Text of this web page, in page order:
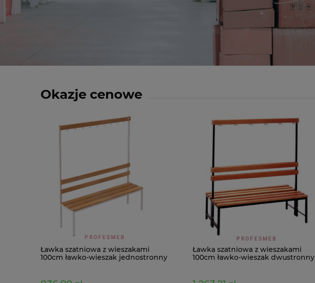
Okazje cenowe
Ławka szatniowa z wieszakami
100cm ławko-wieszak jednostronny
Ławka szatniowa z wieszakami
100cm ławko-wieszak dwustronny